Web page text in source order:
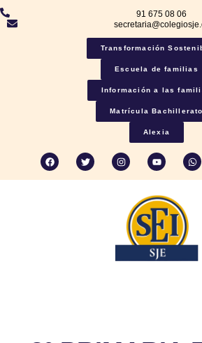
91 675 08 06
Transformación
Escuela de familias
Información a las
Matrícula Bachillerato
Alexia